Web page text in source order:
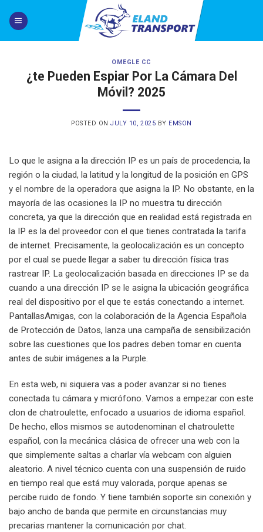
OMEGLE CC
¿te Pueden Espiar Por La Cámara Del
Móvil? 2025
POSTED ONJULY 10, 2025 BY EMSON
Lo que le asigna a la dirección IP es un país de procedencia, la
región o la ciudad, la latitud y la longitud de la posición en GPS
y el nombre de la operadora que asigna la IP. No obstante, en la
mayoría de las ocasiones la IP no muestra tu dirección
concreta, ya que la dirección que en realidad está registrada en
la IP es la del proveedor con el que tienes contratada la tarifa
de internet. Precisamente, la geolocalización es un concepto
por el cual se puede llegar a saber tu dirección física tras
rastrear IP. La geolocalización basada en direcciones IP se da
cuando a una dirección IP se le asigna la ubicación geográfica
real del dispositivo por el que te estás conectando a internet.
PantallasAmigas, con la colaboración de la Agencia Española
de Protección de Datos, lanza una campaña de sensibilización
sobre las cuestiones que los padres deben tomar en cuenta
antes de subir imágenes a la Purple.
En esta web, ni siquiera vas a poder avanzar si no tienes
conectada tu cámara y micrófono. Vamos a empezar con este
clon de chatroulette, enfocado a usuarios de idioma español.
De hecho, ellos mismos se autodenominan el chatroulette
español, con la mecánica clásica de ofrecer una web con la
que simplemente saltas a charlar vía webcam con alguien
aleatorio. A nivel técnico cuenta con una suspensión de ruido
en tiempo real que está muy valorada, porque apenas se
percibe ruido de fondo. Y tiene también soporte sin conexión y
bajo ancho de banda que permite en circunstancias muy
precarias mantener la comunicación por chat.